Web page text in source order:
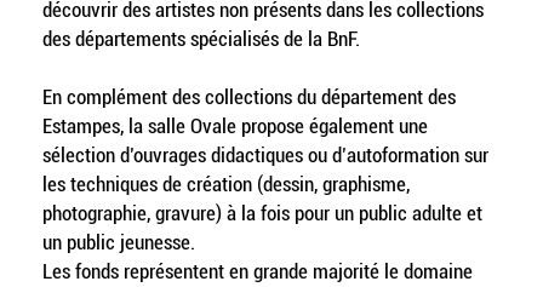
découvrir des artistes non présents dans les collections
des départements spécialisés de la BnF.
En complément des collections du département des
Estampes, la salle Ovale propose également une
sélection d’ouvrages didactiques ou d’autoformation sur
les techniques de création (dessin, graphisme,
photographie, gravure) à la fois pour un public adulte et
un public jeunesse.
Les fonds représentent en grande majorité le domaine